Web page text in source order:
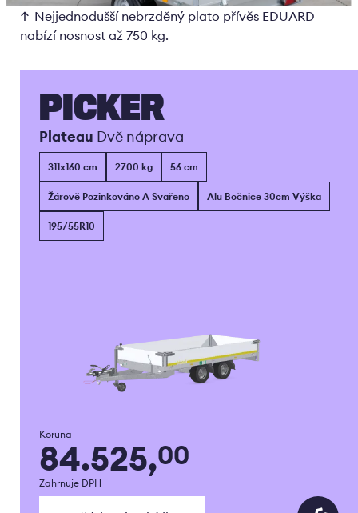
Nejjednodušší nebrzděný plato přívěs EDUARD
nabízí nosnost až 750 kg.
PICKER
Plateau Dvě náprava
311x160 cm 2700 kg 56 cm
Žárově Pozinkováno A Svařeno Alu Bočnice 30cm Výška
195/55R10
Koruna
84.525,00
Zahrnuje DPH